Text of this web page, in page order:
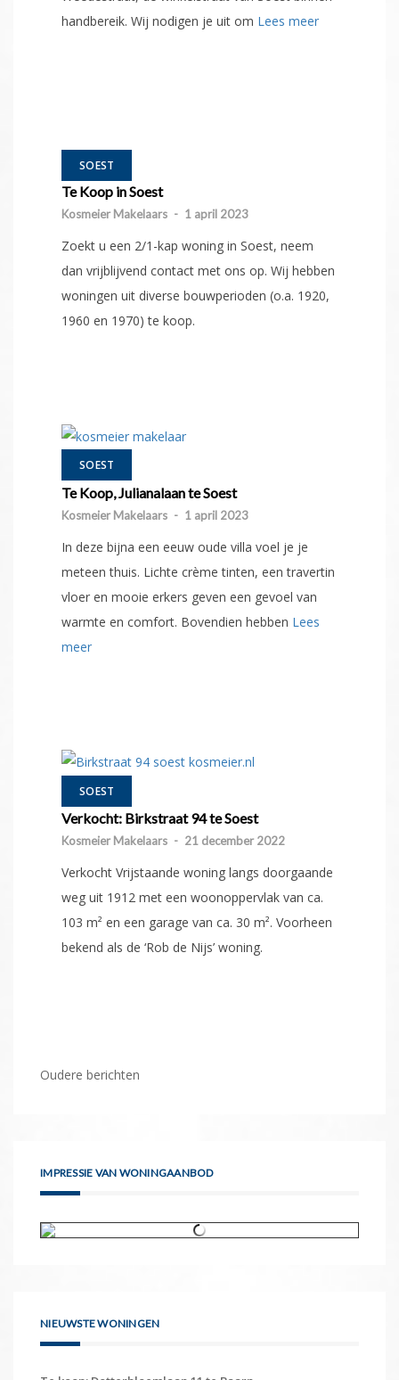
handbereik. Wij nodigen je uit om Lees meer
SOEST
Te Koop in Soest
Kosmeier Makelaars - 1 april 2023
Zoekt u een 2/1-kap woning in Soest, neem
dan vrijblijvend contact met ons op. Wij hebben
woningen uit diverse bouwperioden (o.a. 1920,
1960 en 1970) te koop.
SOEST
Te Koop, Julianalaan te Soest
Kosmeier Makelaars - 1 april 2023
In deze bijna een eeuw oude villa voel je je
meteen thuis. Lichte crème tinten, een travertin
vloer en mooie erkers geven een gevoel van
warmte en comfort. Bovendien hebben Lees
meer
SOEST
Verkocht: Birkstraat 94 te Soest
Kosmeier Makelaars - 21 december 2022
Verkocht Vrijstaande woning langs doorgaande
weg uit 1912 met een woonoppervlak van ca.
103 m² en een garage van ca. 30 m². Voorheen
bekend als de ‘Rob de Nijs’ woning.
Berichtennavigatie
Oudere berichten
IMPRESSIE VAN WONINGAANBOD